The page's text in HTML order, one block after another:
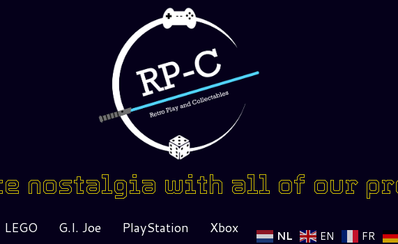
nostalgia with all of our
LEGO G.I. Joe PlayStation
Xbox
NL EN
FR